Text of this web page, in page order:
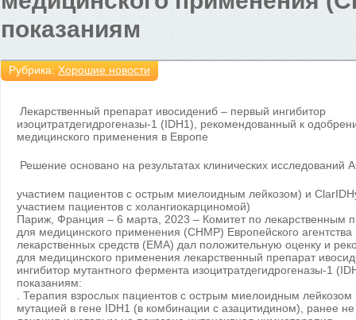
показаниям
Рубрика: Хорошие новости
Лекарственный препарат ивосидениб – первый ингибитор
изоцитратдегидрогеназы-1 (IDH1), рекомендованный к
медицинского применения в Европе
Решение основано на результатах клинических исследований
участием пациентов с острым миелоидным лейкозом) и
участием пациентов с холангиокарциномой)
Париж, Франция – 6 марта, 2023 – Комитет по лекарственным
для медицинского применения (CHMP) Европейского агентства
лекарственных средств (EMA) дал положительную оценку и
для медицинского применения лекарственный препарат
ингибитор мутантного фермента изоцитратдегидрогеназы-1
показаниям:
. Терапия взрослых пациентов с острым миелоидным
мутацией в гене IDH1 (в комбинации с азацитидином), ранее